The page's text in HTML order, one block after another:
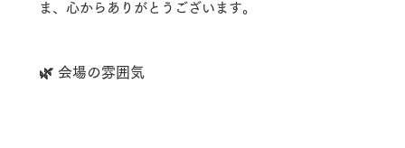
ま、心からありがとうございます。
🌿 会場の雰囲気